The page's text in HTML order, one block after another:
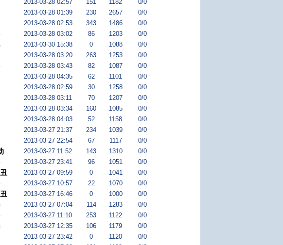
2013-03-28 02:57 151 1182 0/0
2013-03-28 01:39 230 2657 0/0
2013-03-28 02:53 343 1486 0/0
2013-03-28 03:02 86 1203 0/0
2013-03-30 15:38 0 1088 0/0
2013-03-28 03:20 263 1253 0/0
2013-03-28 03:43 82 1087 0/0
2013-03-28 04:35 62 1101 0/0
2013-03-28 02:59 30 1258 0/0
2013-03-28 03:11 70 1207 0/0
2013-03-28 03:34 160 1085 0/0
2013-03-28 04:03 52 1158 0/0
2013-03-27 21:37 234 1039 0/0
2013-03-27 22:54 67 1117 0/0
2013-03-27 11:52 143 1310 0/0
2013-03-27 23:41 96 1051 0/0
2013-03-27 09:59 0 1041 0/0
2013-03-27 10:57 22 1070 0/0
2013-03-27 16:46 0 1000 0/0
2013-03-27 07:04 114 1283 0/0
2013-03-27 11:10 253 1122 0/0
2013-03-27 12:35 106 1179 0/0
2013-03-27 23:42 0 1120 0/0